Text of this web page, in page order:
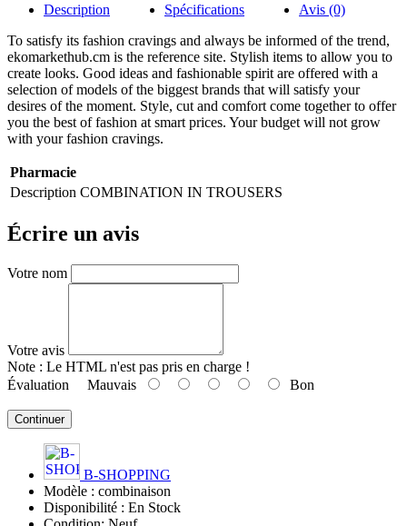
Description
Spécifications
Avis (0)
To satisfy its fashion cravings and always be informed of the trend,
ekomarkethub.cm is the reference site. Stylish items to allow you to
create looks. Good ideas and fashionable spirit are offered with a
selection of models of the biggest brands that will satisfy your
desires of the moment. Style, cut and comfort come together to offer
you the best of fashion at smart prices. Your budget will not grow
with your fashion cravings.
Pharmacie
Description COMBINATION IN TROUSERS
Écrire un avis
Votre nom
Votre avis
Note : Le HTML n'est pas pris en charge !
Évaluation Mauvais Bon
Continuer
B-SHOPPING
Modèle : combinaison
Disponibilité : En Stock